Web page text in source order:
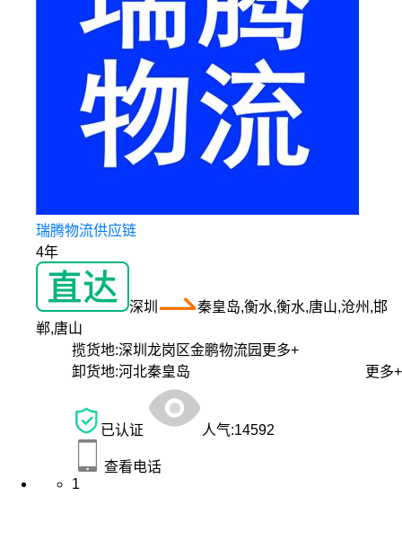
瑞腾物流供应链
4年
深圳
秦皇岛,衡水,衡水,唐山,沧州,邯
郸,唐山
揽货地:深圳龙岗区金鹏物流园 更多+
卸货地:河北秦皇岛 更多+
已认证 人气:14592
查看电话
1